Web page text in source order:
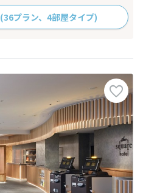
(36プラン、4部屋タイプ)